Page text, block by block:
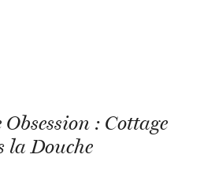
: Cottage
la Douche